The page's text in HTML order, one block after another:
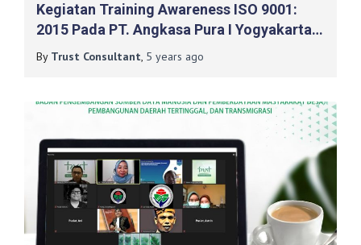
Kegiatan Training Awareness ISO 9001:
2015 Pada PT. Angkasa Pura I Yogyakarta
International Airport (YIA)
By Trust Consultant, 5 years ago